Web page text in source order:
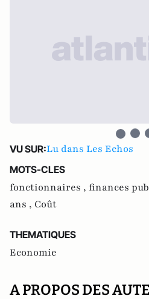
VU SUR:Lu dans Les Echos
MOTS-CLES
fonctionnaires , finances
ans , Coût
THEMATIQUES
Economie
A PROPOS DES